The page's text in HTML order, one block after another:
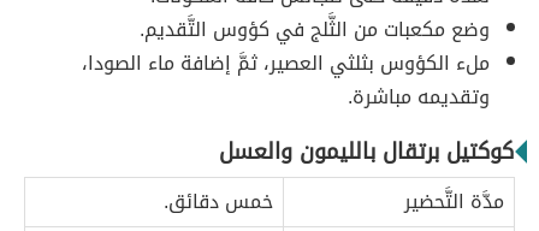
وضع مكعبات من الثَّلج في كؤوس التَّقديم.
ملء الكؤوس بثلثي العصير، ثمَّ إضافة ماء الصودا،
وتقديمه مباشرة.
كوكتيل برتقال بالليمون والعسل
مدَّة التَّحضير
خمس دقائق.